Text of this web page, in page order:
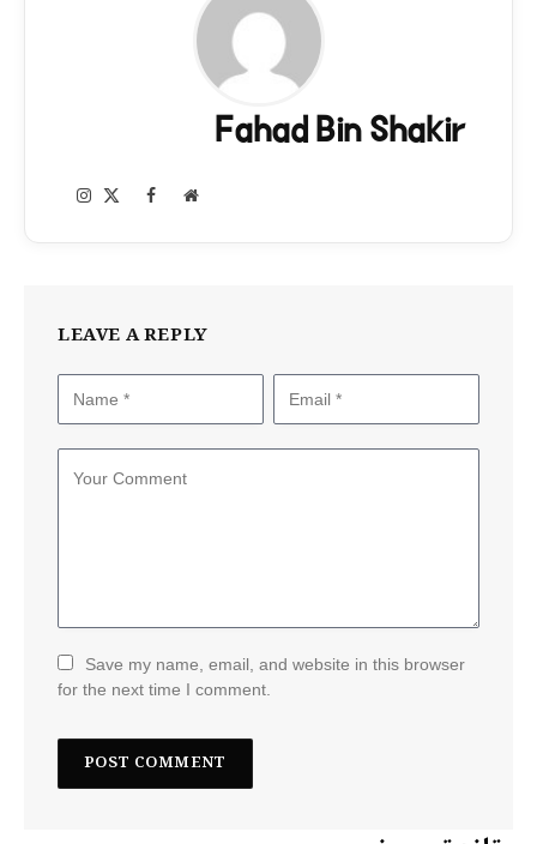
Fahad Bin Shakir
Website
Facebook
Instagram
LEAVE A REPLY
Save my name, email, and website in this browser
for the next time I comment.